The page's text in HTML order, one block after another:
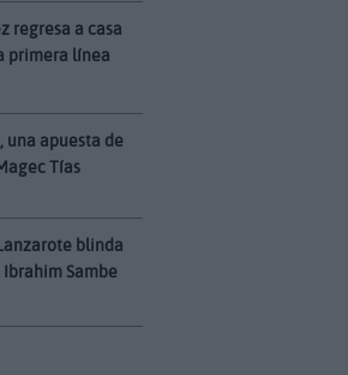
regresa a casa
primera línea
una apuesta de
Tías
blinda
Sambe